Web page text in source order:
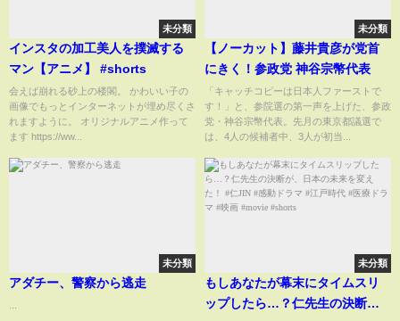
未分類
インスタの加工美人を撲滅する
マン【アニメ】 #shorts
会えば崩れる砂上の楼閣。 かわいい子の
画像でもっとインターネットが埋め尽くさ
れますように。 オリジナルアニメ作って
ます https://ww...
未分類
【ノーカット】藤井貴彦が党首
にきく！参政党 神谷宗幣代表
「キャッチコピーは日本人ファーストで
す！」と、参院選の第一声を上げた、参政
党・神谷宗幣代表。先月の東京都議選で
は、4人の候補者中、3人が初当...
未分類
アダチー、警察から逃走
未分類
もしあなたが幕末にタイムスリ
ップしたら…？仁先生の決断